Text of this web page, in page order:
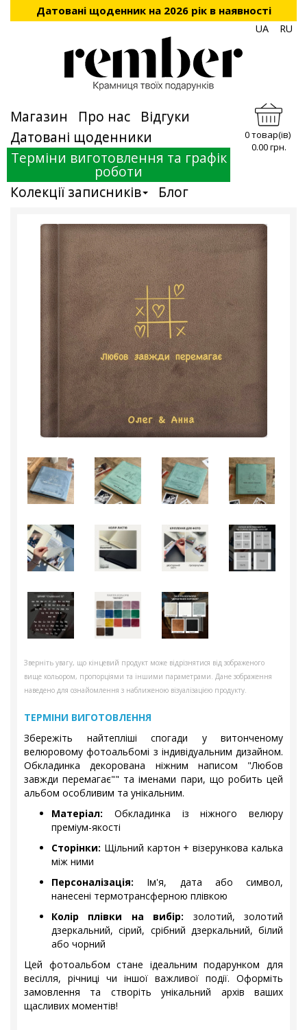
Датовані щоденник на 2026 рік в наявності
UA RU
Магазин Про нас
Відгуки
Датовані щоденники
Терміни виготовлення та графік
роботи
Колекції записників
Блог
0 товар(ів)
0.00 грн.
Зверніть увагу, що кінцевий продукт може відрізнятися від зображеного
вище кольором, пропорціями та іншими параметрами. Дане зображення
наведено для ознайомлення з наближеною візуалізацією продукту.
ТЕРМІНИ ВИГОТОВЛЕННЯ
Збережіть найтепліші спогади у витонченому
велюровому фотоальбомі з індивідуальним дизайном.
Обкладинка декорована ніжним написом "Любов
завжди перемагає"" та іменами пари, що робить цей
альбом особливим та унікальним.
Матеріал: Обкладинка із ніжного велюру
преміум-якості
Сторінки: Щільний картон + візерункова калька
між ними
Персоналізація: Ім'я, дата або символ,
нанесені термотрансферною плівкою
Колір плівки на вибір: золотий, золотий
дзеркальний, сірий, срібний дзеркальний, білий
або чорний
Цей фотоальбом стане ідеальним подарунком для
весілля, річниці чи іншої важливої події. Оформіть
замовлення та створіть унікальний архів ваших
щасливих моментів!